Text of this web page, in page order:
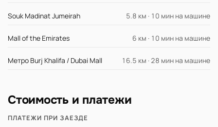
Souk Madinat Jumeirah 5.8 км · 10 мин на машине
Mall of the Emirates 6 км · 10 мин на машине
Метро Burj Khalifa / Dubai Mall 16.5 км · 28 мин на машине
Стоимость и платежи
ПЛАТЕЖИ ПРИ ЗАЕЗДЕ